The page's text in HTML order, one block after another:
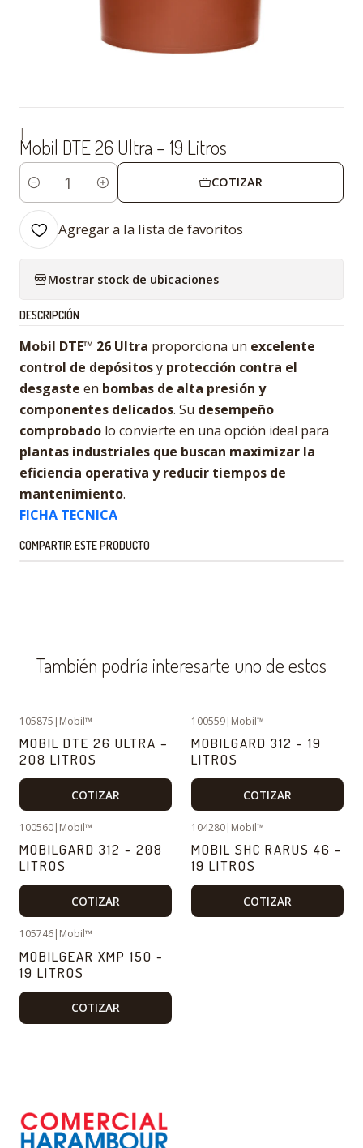
|
Mobil DTE 26 Ultra – 19 Litros
Cantidad
COTIZAR
Agregar a la lista de favoritos
Mostrar stock de ubicaciones
DESCRIPCIÓN
Mobil DTE™ 26 Ultra proporciona un excelente
control de depósitosy protección contra el
desgaste en bombas de alta presión y
componentes delicados. Su desempeño
comprobado lo convierte en una opción ideal para
plantas industriales que buscan maximizar la
eficiencia operativa y reducir tiempos de
mantenimiento.
FICHA TECNICA
COMPARTIR ESTE PRODUCTO
También podría interesarte uno de estos
105875 | Mobil™
MOBIL DTE 26 ULTRA –
208 LITROS
COTIZAR
100559| Mobil™
MOBILGARD 312 - 19
LITROS
COTIZAR
100560| Mobil™
MOBILGARD 312 - 208
LITROS
COTIZAR
104280| Mobil™
MOBIL SHC RARUS 46 –
19 LITROS
COTIZAR
105746| Mobil™
MOBILGEAR XMP 150 -
19 LITROS
COTIZAR